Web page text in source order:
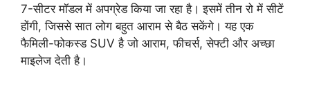
7-सीटर मॉडल में अपग्रेड किया जा रहा है। इसमें तीन रो में सीटें
होंगी, जिससे सात लोग बहुत आराम से बैठ सकेंगे। यह एक
फैमिली-फोकस्ड SUV है जो आराम, फीचर्स, सेफ्टी और अच्छा
माइलेज देती है।